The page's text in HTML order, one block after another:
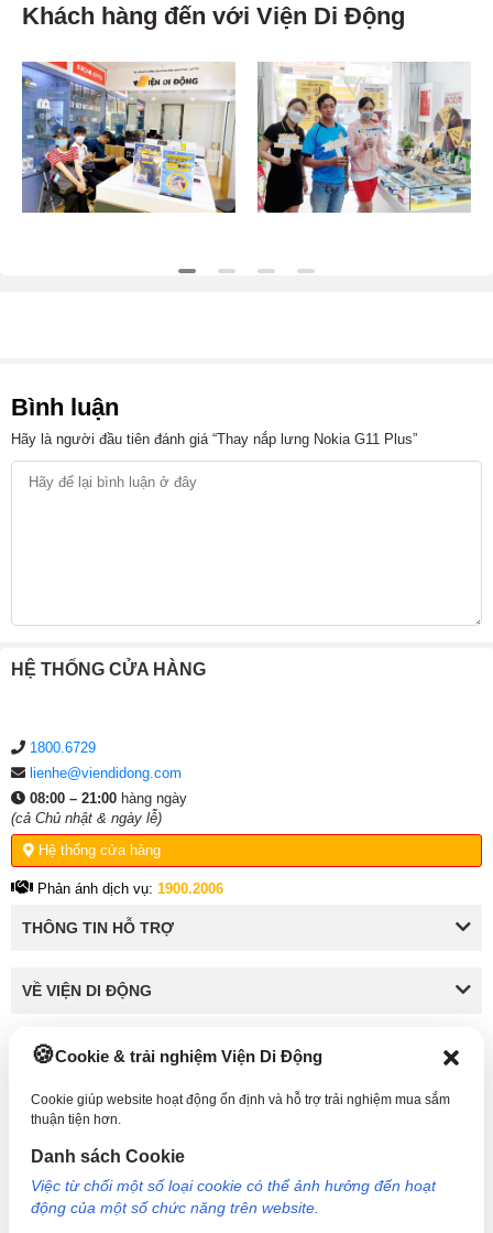
Cookie & trải nghiệm Viện Di Động
Cookie giúp website hoạt động ổn định và hỗ trợ trải nghiệm mua sắm
thuận tiện hơn.
Danh sách Cookie
Việc từ chối một số loại cookie có thể ảnh hưởng đến hoạt
động của một số chức năng trên website.
Khách hàng đến với Viện Di Động
Bình luận
Hãy là người đầu tiên đánh giá “Thay nắp lưng Nokia G11 Plus”
HỆ THỐNG CỬA HÀNG
1800.6729
lienhe@viendidong.com
08:00 – 21:00 hàng ngày
(cả Chủ nhật & ngày lễ)
Hệ thống cửa hàng
Phản ánh dịch vụ: 1900.2006
THÔNG TIN HỖ TRỢ
VỀ VIỆN DI ĐỘNG
KẾT NỐI VỚI VIỆN DI ĐỘNG
Định, TP HCM. Mã số doanh nghiệp: 0317265132 - Ngày cấp: 25/04/2022 - Nơi cấp: Sở
kế hoạch và đầu tư TP Hồ Chí Minh. Giám đốc: Nguyễn Ngọc Ngân. Hotline: 1800.6729